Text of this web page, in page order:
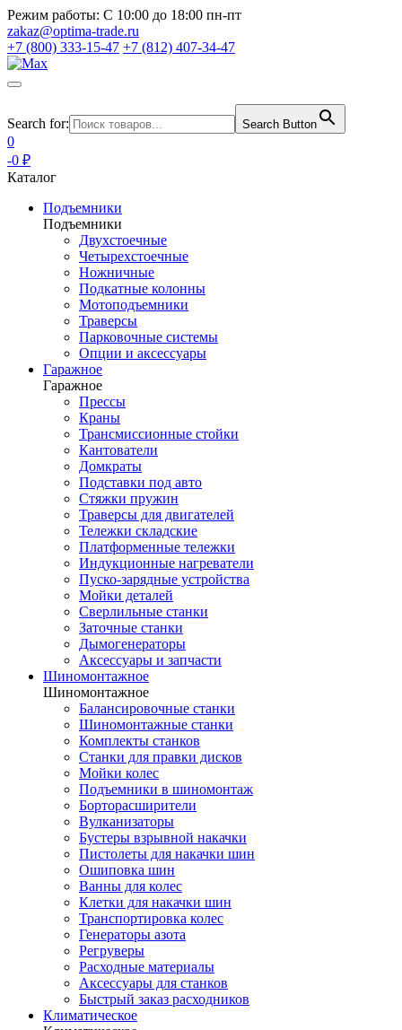
Режим работы: С 10:00 до 18:00 пн-пт
zakaz@optima-trade.ru
+7 (800) 333-15-47 +7 (812) 407-34-47
Search for: Search Button
0
-0 ₽
Каталог
Подъемники
Подъемники
Двухстоечные
Четырехстоечные
Ножничные
Подкатные колонны
Мотоподъемники
Траверсы
Парковочные системы
Опции и аксессуары
Гаражное
Гаражное
Прессы
Краны
Трансмиссионные стойки
Кантователи
Домкраты
Подставки под авто
Стяжки пружин
Траверсы для двигателей
Тележки складские
Платформенные тележки
Индукционные нагреватели
Пуско-зарядные устройства
Мойки деталей
Сверлильные станки
Заточные станки
Дымогенераторы
Аксессуары и запчасти
Шиномонтажное
Шиномонтажное
Балансировочные станки
Шиномонтажные станки
Комплекты станков
Станки для правки дисков
Мойки колес
Подъемники в шиномонтаж
Борторасширители
Вулканизаторы
Бустеры взрывной накачки
Пистолеты для накачки шин
Ошиповка шин
Ванны для колес
Клетки для накачки шин
Транспортировка колес
Генераторы азота
Регруверы
Расходные материалы
Аксессуары для станков
Быстрый заказ расходников
Климатическое